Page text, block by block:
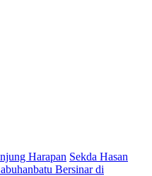
Harapan Sekda Hasan
Bersinar di